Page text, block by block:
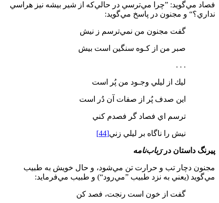
فصاد مي‌گويد: ”چرا مي‌ترسي در حالي‌كه از شير بيشه نيز هراسي
نداري؟“ و مجنون در پاسخ مي‌گويد:
گفت مجنون من نمي‌ترسم ز نيش
صبر من از كـوه سنگين است بيش
. . .
ليك از ليلي وجـود من پُر است
اين صدف پُر از صفات آن دُر است
ترسم اي فصاد گر فصدم كني
نيش را ناگاه بر ليلي زني[44]
پيرنگ داستان دررَبابنامه
مجنون دچار تب و حرارت تن مي‌شود، و حال خويش به طبيب
مي‌گويد (يعني به نزد طبيب ”مي‌رود“) و طبيب مي‌فرمايد:
گفت از خون است رنجت، فصد كن